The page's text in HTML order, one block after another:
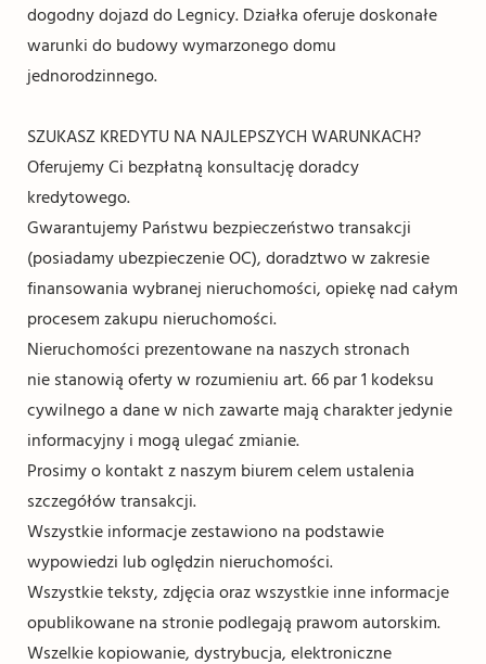
dogodny dojazd do Legnicy. Działka oferuje doskonałe
warunki do budowy wymarzonego domu
jednorodzinnego.
SZUKASZ KREDYTU NA NAJLEPSZYCH WARUNKACH?
Oferujemy Ci bezpłatną konsultację doradcy
kredytowego.
Gwarantujemy Państwu bezpieczeństwo transakcji
(posiadamy ubezpieczenie OC), doradztwo w zakresie
finansowania wybranej nieruchomości, opiekę nad całym
procesem zakupu nieruchomości.
Nieruchomości prezentowane na naszych stronach
nie stanowią oferty w rozumieniu art. 66 par 1 kodeksu
cywilnego a dane w nich zawarte mają charakter jedynie
informacyjny i mogą ulegać zmianie.
Prosimy o kontakt z naszym biurem celem ustalenia
szczegółów transakcji.
Wszystkie informacje zestawiono na podstawie
wypowiedzi lub oględzin nieruchomości.
Wszystkie teksty, zdjęcia oraz wszystkie inne informacje
opublikowane na stronie podlegają prawom autorskim.
Wszelkie kopiowanie, dystrybucja, elektroniczne